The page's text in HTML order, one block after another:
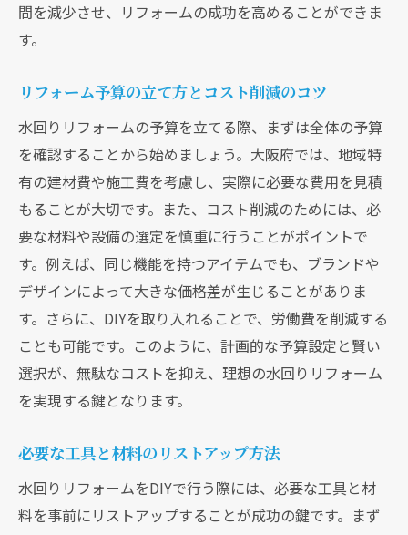
間を減少させ、リフォームの成功を高めることができま
す。
リフォーム予算の立て方とコスト削減のコツ
水回りリフォームの予算を立てる際、まずは全体の予算
を確認することから始めましょう。大阪府では、地域特
有の建材費や施工費を考慮し、実際に必要な費用を見積
もることが大切です。また、コスト削減のためには、必
要な材料や設備の選定を慎重に行うことがポイントで
す。例えば、同じ機能を持つアイテムでも、ブランドや
デザインによって大きな価格差が生じることがありま
す。さらに、DIYを取り入れることで、労働費を削減する
ことも可能です。このように、計画的な予算設定と賢い
選択が、無駄なコストを抑え、理想の水回りリフォーム
を実現する鍵となります。
必要な工具と材料のリストアップ方法
水回りリフォームをDIYで行う際には、必要な工具と材
料を事前にリストアップすることが成功の鍵です。まず